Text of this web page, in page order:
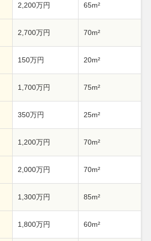
2,200万円 65m²
2,700万円 70m²
150万円 20m²
1,700万円 75m²
350万円 25m²
1,200万円 70m²
2,000万円 70m²
1,300万円 85m²
1,800万円 60m²